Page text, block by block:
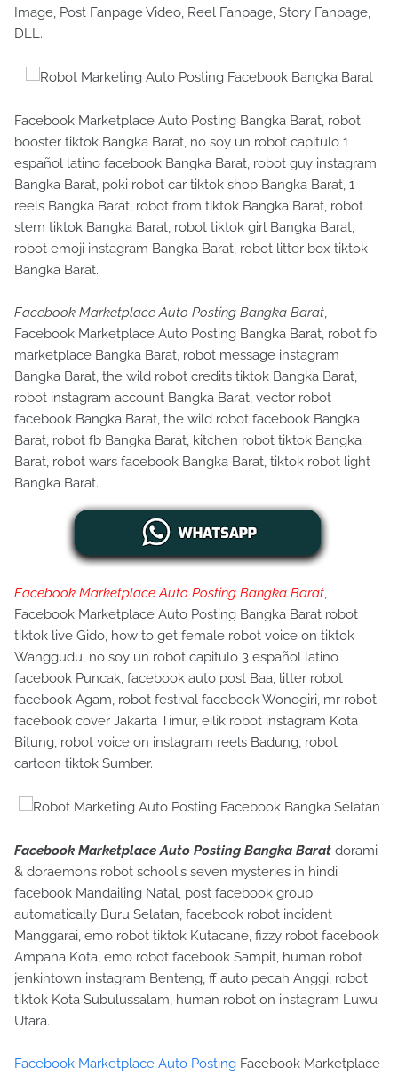
Image, Post Fanpage Video, Reel Fanpage, Story Fanpage,
DLL.
Facebook Marketplace Auto Posting Bangka Barat, robot
booster tiktok Bangka Barat, no soy un robot capitulo 1
español latino facebook Bangka Barat, robot guy instagram
Bangka Barat, poki robot car tiktok shop Bangka Barat, 1
reels Bangka Barat, robot from tiktok Bangka Barat, robot
stem tiktok Bangka Barat, robot tiktok girl Bangka Barat,
robot emoji instagram Bangka Barat, robot litter box tiktok
Bangka Barat.
Facebook Marketplace Auto Posting Bangka Barat,
Facebook Marketplace Auto Posting Bangka Barat, robot fb
marketplace Bangka Barat, robot message instagram
Bangka Barat, the wild robot credits tiktok Bangka Barat,
robot instagram account Bangka Barat, vector robot
facebook Bangka Barat, the wild robot facebook Bangka
Barat, robot fb Bangka Barat, kitchen robot tiktok Bangka
Barat, robot wars facebook Bangka Barat, tiktok robot light
Bangka Barat.
Facebook Marketplace Auto Posting Bangka Barat,
Facebook Marketplace Auto Posting Bangka Barat robot
tiktok live Gido, how to get female robot voice on tiktok
Wanggudu, no soy un robot capitulo 3 español latino
facebook Puncak, facebook auto post Baa, litter robot
facebook Agam, robot festival facebook Wonogiri, mr robot
facebook cover Jakarta Timur, eilik robot instagram Kota
Bitung, robot voice on instagram reels Badung, robot
cartoon tiktok Sumber.
Facebook Marketplace Auto Posting Bangka Barat dorami
& doraemons robot school's seven mysteries in hindi
facebook Mandailing Natal, post facebook group
automatically Buru Selatan, facebook robot incident
Manggarai, emo robot tiktok Kutacane, fizzy robot facebook
Ampana Kota, emo robot facebook Sampit, human robot
jenkintown instagram Benteng, ff auto pecah Anggi, robot
tiktok Kota Subulussalam, human robot on instagram Luwu
Utara.
Facebook Marketplace Auto Posting Facebook Marketplace